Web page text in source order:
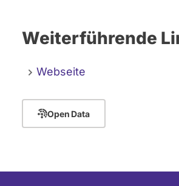
Weiterführende
Webseite
Open Data